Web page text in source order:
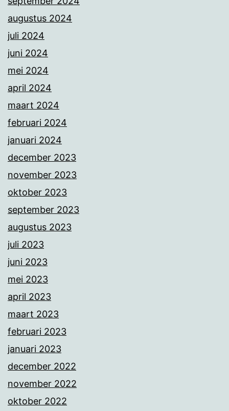
augustus 2024
juli 2024
juni 2024
mei 2024
april 2024
maart 2024
februari 2024
januari 2024
december 2023
november 2023
oktober 2023
september 2023
augustus 2023
juli 2023
juni 2023
mei 2023
april 2023
maart 2023
februari 2023
januari 2023
december 2022
november 2022
oktober 2022